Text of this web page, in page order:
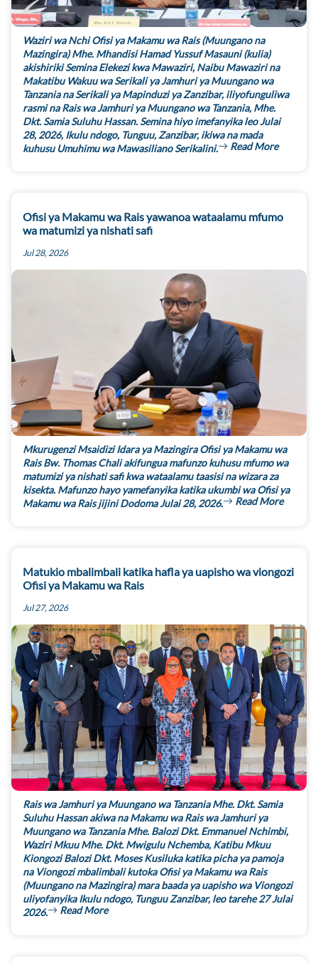
Waziri wa Nchi Ofisi ya Makamu wa Rais (Muungano na
Mazingira) Mhe. Mhandisi Hamad Yussuf Masauni (kulia)
akishiriki Semina Elekezi kwa Mawaziri, Naibu Mawaziri na
Makatibu Wakuu wa Serikali ya Jamhuri ya Muungano wa
Tanzania na Serikali ya Mapinduzi ya Zanzibar, iliyofunguliwa
rasmi na Rais wa Jamhuri ya Muungano wa Tanzania, Mhe.
Dkt. Samia Suluhu Hassan. Semina hiyo imefanyika leo Julai
28, 2026, Ikulu ndogo, Tunguu, Zanzibar, ikiwa na mada
kuhusu Umuhimu wa Mawasiliano Serikalini.
Read More
Ofisi ya Makamu wa Rais yawanoa wataalamu mfumo
wa matumizi ya nishati safi
Jul 28, 2026
Mkurugenzi Msaidizi Idara ya Mazingira Ofisi ya Makamu wa
Rais Bw. Thomas Chali akifungua mafunzo kuhusu mfumo wa
matumizi ya nishati safi kwa wataalamu taasisi na wizara za
kisekta. Mafunzo hayo yamefanyika katika ukumbi wa Ofisi ya
Makamu wa Rais jijini Dodoma Julai 28, 2026.
Read More
Matukio mbalimbali katika hafla ya uapisho wa viongozi
Ofisi ya Makamu wa Rais
Jul 27, 2026
Rais wa Jamhuri ya Muungano wa Tanzania Mhe. Dkt. Samia
Suluhu Hassan akiwa na Makamu wa Rais wa Jamhuri ya
Muungano wa Tanzania Mhe. Balozi Dkt. Emmanuel Nchimbi,
Waziri Mkuu Mhe. Dkt. Mwigulu Nchemba, Katibu Mkuu
Kiongozi Balozi Dkt. Moses Kusiluka katika picha ya pamoja
na Viongozi mbalimbali kutoka Ofisi ya Makamu wa Rais
(Muungano na Mazingira) mara baada ya uapisho wa Viongozi
uliyofanyika Ikulu ndogo, Tunguu Zanzibar, leo tarehe 27 Julai
2026.
Read More